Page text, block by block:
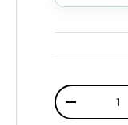
Qté
Diminuer